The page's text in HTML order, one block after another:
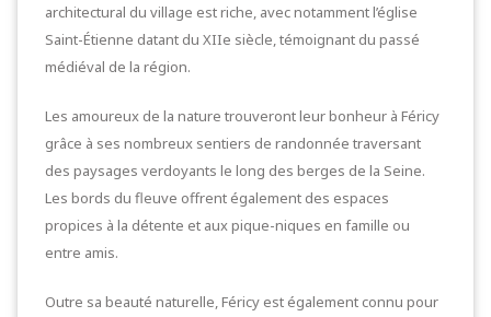
architectural du village est riche, avec notamment l’église
Saint-Étienne datant du XIIe siècle, témoignant du passé
médiéval de la région.
Les amoureux de la nature trouveront leur bonheur à Féricy
grâce à ses nombreux sentiers de randonnée traversant
des paysages verdoyants le long des berges de la Seine.
Les bords du fleuve offrent également des espaces
propices à la détente et aux pique-niques en famille ou
entre amis.
Outre sa beauté naturelle, Féricy est également connu pour